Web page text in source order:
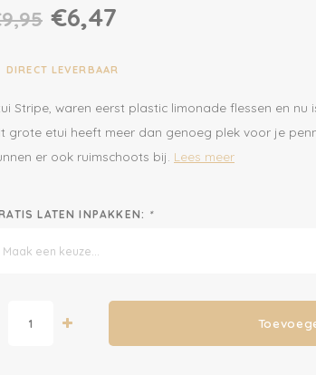
€6,47
DIRECT LEVERBAAR
Stripe, waren eerst plastic limonade flessen en nu
grote etui heeft meer dan genoeg plek voor je
er ook ruimschoots bij. Lees meer
LATEN INPAKKEN: *
Maak een keuze...